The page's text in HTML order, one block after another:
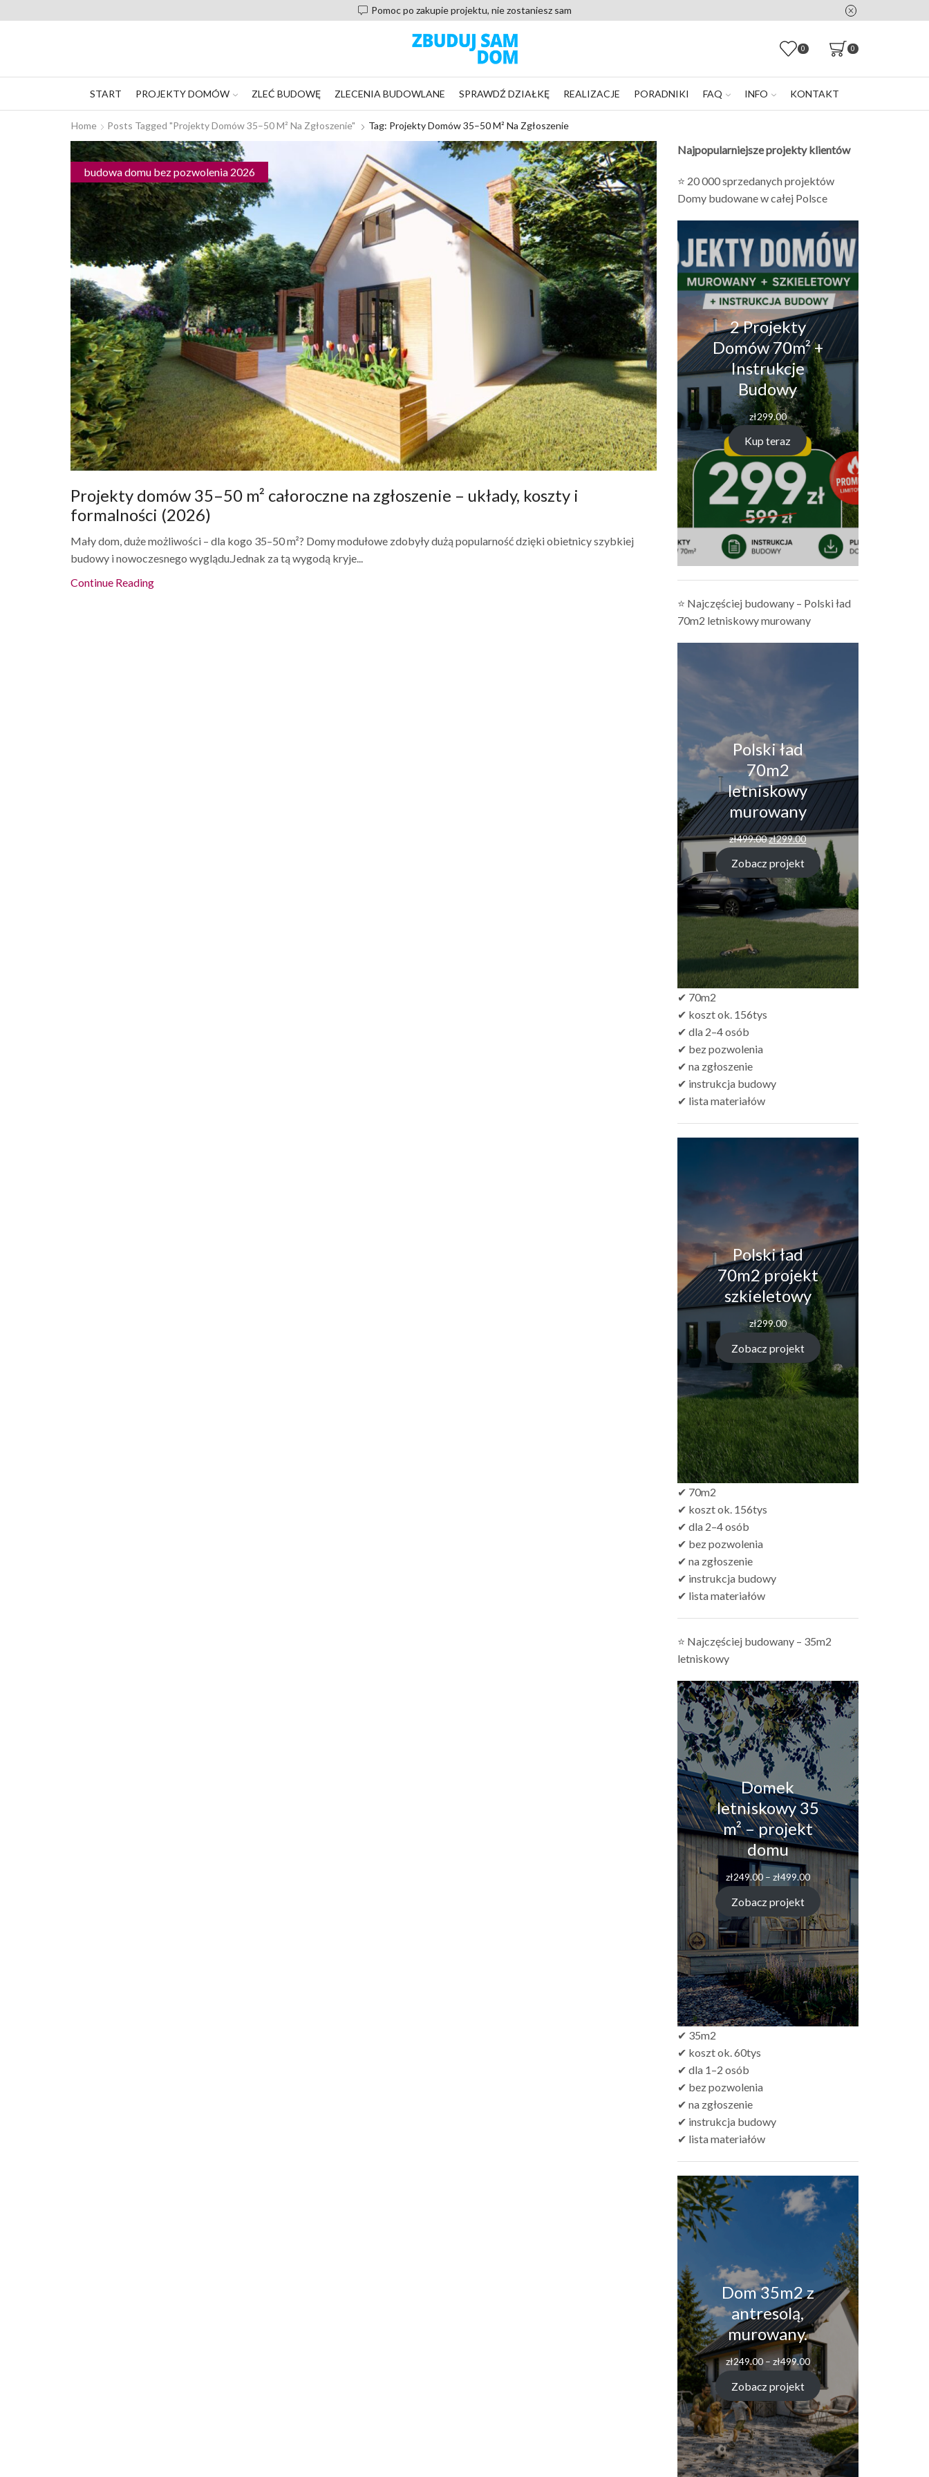
Pomoc po zakupie projektu, nie zostaniesz sam
0 0
START PROJEKTY DOMÓW ZLEĆ BUDOWĘ ZLECENIA BUDOWLANE SPRAWDŹ DZIAŁKĘ REALIZACJE PORADNIKI FAQ INFO KONTAKT
Home Posts Tagged "projekty Domów 35–50 M² Na Zgłoszenie" Tag: Projekty Domów 35–50 M² Na Zgłoszenie
budowa domu bez pozwolenia 2026
Projekty domów 35–50 m² całoroczne na zgłoszenie – układy, koszty i
formalności (2026)
Mały dom, duże możliwości – dla kogo 35–50 m²? Domy modułowe zdobyły dużą popularność dzięki obietnicy szybkiej
budowy i nowoczesnego wyglądu.Jednak za tą wygodą kryje...
Continue Reading
Najpopularniejsze projekty klientów
⭐ 20 000 sprzedanych projektów
Domy budowane w całej Polsce
2 Projekty
Domów 70m² +
Instrukcje
Budowy
zł299.00
Kup teraz
⭐ Najczęściej budowany – Polski ład
70m2 letniskowy murowany
Polski ład
70m2
letniskowy
murowany
zł499.00Pierwotna
cena
wynosiła:
zł499.00.
zł299.00Aktualna
cena
wynosi:
zł299.00.
Zobacz projekt
✔ 70m2
✔ koszt ok. 156tys
✔ dla 2–4 osób
✔ bez pozwolenia
✔ na zgłoszenie
✔ instrukcja budowy
✔ lista materiałów
Polski ład
70m2 projekt
szkieletowy
zł299.00
Zobacz projekt
✔ 70m2
✔ koszt ok. 156tys
✔ dla 2–4 osób
✔ bez pozwolenia
✔ na zgłoszenie
✔ instrukcja budowy
✔ lista materiałów
⭐ Najczęściej budowany – 35m2
letniskowy
Domek
letniskowy 35
m² – projekt
domu
zł249.00 – zł499.00Zakres
cen:
od
zł249.00
do
zł499.00
Zobacz projekt
✔ 35m2
✔ koszt ok. 60tys
✔ dla 1–2 osób
✔ bez pozwolenia
✔ na zgłoszenie
✔ instrukcja budowy
✔ lista materiałów
Dom 35m2 z
antresolą,
murowany.
zł249.00 – zł499.00Zakres
cen:
od
zł249.00
do
zł499.00
Zobacz projekt